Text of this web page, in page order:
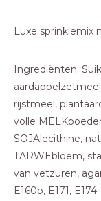
Luxe sprinklemix
Ingrediënten:
rijstmeel,
volle
SOJAlecithine,
TARWEbloem,
van vetzuren,
E160b, E171,